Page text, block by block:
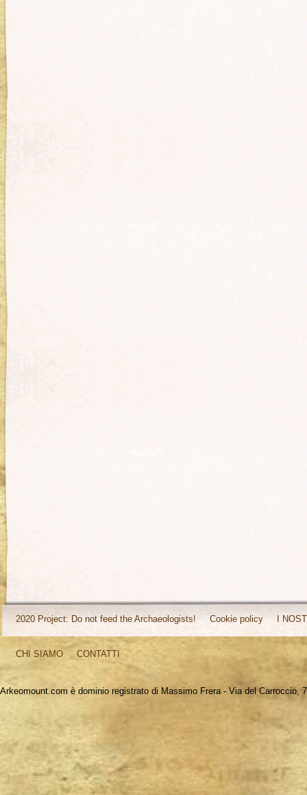
2020 Project: Do not feed the Archaeologists! Cookie policy I
CHI SIAMO CONTATTI
Arkeomount.com è dominio registrato di Massimo Frera - Via del